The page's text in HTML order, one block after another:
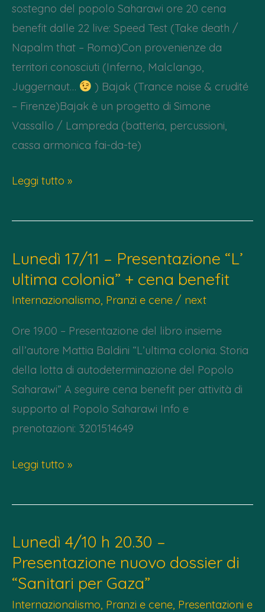
solidale
popolo
sostegno del popolo Saharawi ore 20 cena
benefit dalle 22 live: Speed Test (Take death /
Napalm that – Roma)Con provenienze da
territori conosciuti (Inferno, Malclango,
Juggernaut…
) Bajak (Trance noise & crudité
– Firenze)Bajak è un progetto di Simone
Vassallo / Lampreda (batteria, percussioni,
cassa armonica fai-da-te)
Venerdì
Dicembre
Speed
Test
+
/
Benefit
Desert2Desert
Leggi tutto »
Lunedì 17/11 – Presentazione “L’
ultima colonia” + cena benefit
Internazionalismo, Pranzi e cene / next
Ore 19.00 – Presentazione del libro insieme
all’autore Mattia Baldini “L’ultima colonia. Storia
della lotta di autodeterminazione del Popolo
Saharawi” A seguire cena benefit per attività di
supporto al Popolo Saharawi Info e
prenotazioni: 3201514649
Lunedì
–
“L’
ultima
colonia”
+
Leggi tutto »
Lunedì 4/10 h 20.30 –
Presentazione nuovo dossier di
“Sanitari per Gaza”
Internazionalismo, Pranzi e cene, Presentazioni e